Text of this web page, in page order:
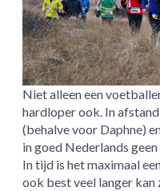
Niet alleen een
hardloper ook. In
(behalve voor Daphne)
in goed Nederlands geen
In tijd is het maximaal
ook best veel langer